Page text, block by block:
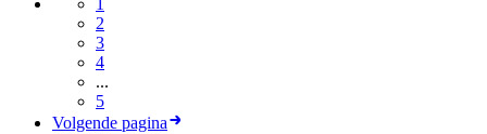
1
2
3
4
...
5
Volgende pagina